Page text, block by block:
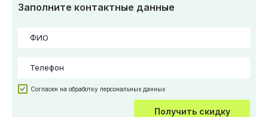
Заполните контактные данные
Согласен на обработку персональных данных
Получить скидку